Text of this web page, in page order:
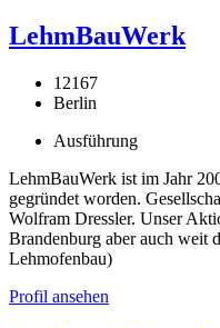
LehmBauWerk
12167
Berlin
Ausführung
LehmBauWerk ist im Jahr
gegründet worden.
Wolfram Dressler. Unser
Brandenburg aber auch weit
Lehmofenbau)
Profil ansehen